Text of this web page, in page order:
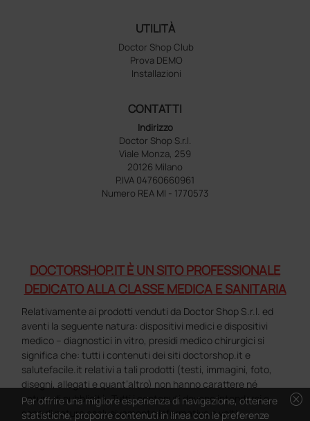
UTILITÀ
Doctor Shop Club
Prova DEMO
Installazioni
CONTATTI
Indirizzo
Doctor Shop S.r.l.
Viale Monza, 259
20126 Milano
P.IVA 04760660961
Numero REA MI - 1770573
DOCTORSHOP.IT È UN SITO PROFESSIONALE
DEDICATO ALLA CLASSE MEDICA E SANITARIA
Relativamente ai prodotti venduti da Doctor Shop S.r.l. ed
aventi la seguente natura: dispositivi medici e dispositivi
medico – diagnostici in vitro, presidi medico chirurgici si
significa che: tutti i contenuti dei siti doctorshop.it e
salutefacile.it relativi a tali prodotti (testi, immagini, foto,
disegni, allegati e quant’altro) non hanno carattere né
natura di pubblicità. Tutti i contenuti devono intendersi e
sono di natura esclusivamente informativa e volti
cancel
Per offrire una migliore esperienza di navigazione, ottenere
statistiche, proporre contenuti in linea con le preferenze